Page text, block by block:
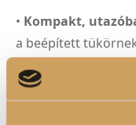
• Kompakt,
a beépített
•Funkcionális